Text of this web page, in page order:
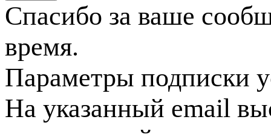
Спасибо за ваше
время.
Параметры подписки
На указанный email